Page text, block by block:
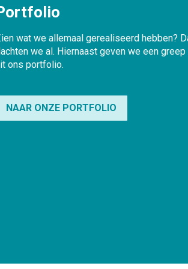
wat we allemaal gerealiseerd hebben?
we al. Hiernaast geven we een greep
ons portfolio.
NAAR ONZE PORTFOLIO